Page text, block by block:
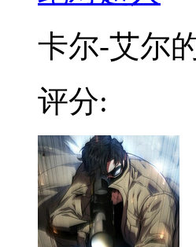
卡尔-艾尔
评分: